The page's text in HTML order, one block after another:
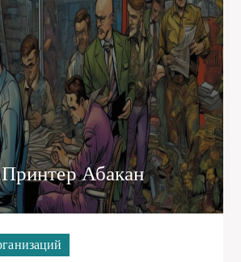
Абакан